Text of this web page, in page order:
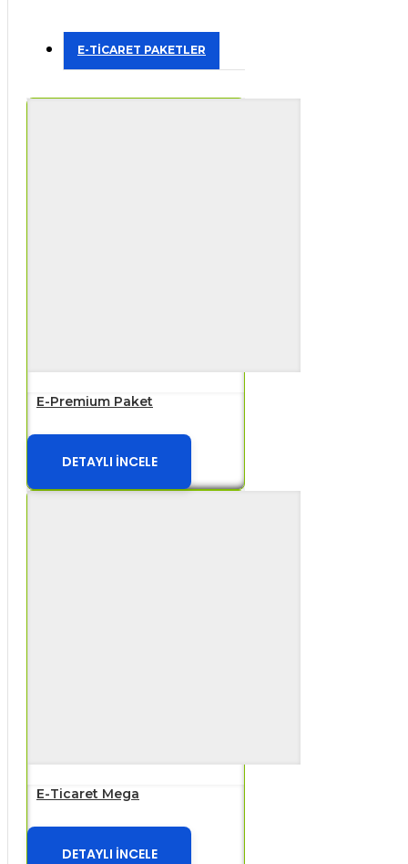
E-TİCARET PAKETLER
E-Premium Paket
DETAYLI İNCELE
E-Ticaret Mega
DETAYLI İNCELE